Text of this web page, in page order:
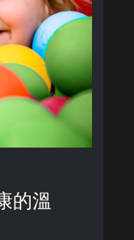
的溫